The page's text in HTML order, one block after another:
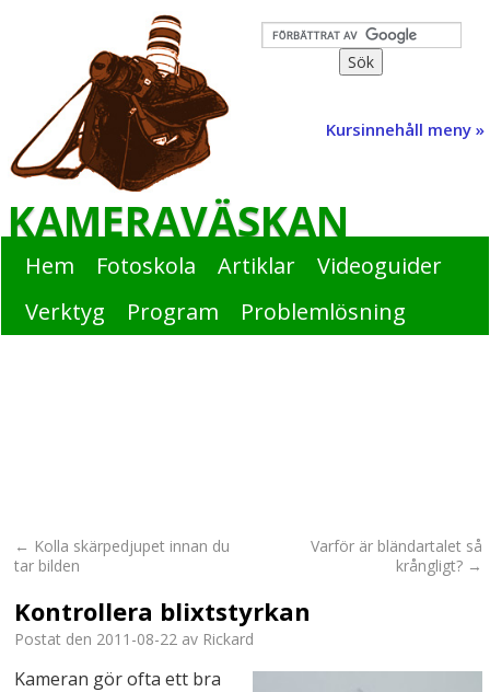
Kursinnehåll meny »
KAMERAVÄSKAN
Hem Fotoskola Artiklar
Videoguider
Verktyg
Program Problemlösning
← Kolla skärpedjupet innan du
tar bilden
Varför är bländartalet så
krångligt? →
Kontrollera blixtstyrkan
Postat den 2011-08-22 av Rickard
Kameran gör ofta ett bra